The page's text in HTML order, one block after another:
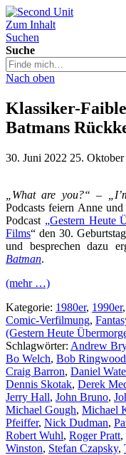
Second Unit
Zum Inhalt
Suchen
Suche
Suche
in
podcast.de/
Nach oben
Klassiker-
Batmans
30. Juni 2022 25.
„What are you?“ –
Podcasts feiern Anne und
Podcast „Gestern Heute
Films“ den 30.
und besprechen dazu
Batman.
(mehr …)
Kategorie: 1980er, 1990er,
Comic-Verfilmung,
(Gestern Heute
Schlagwörter: Andrew
Bo Welch, Bob Ringwood
Craig Barron, Daniel
Dennis Skotak, Derek
Jerry Hall, John Bruno,
Michael Gough, Michael
Pfeiffer, Nick Dudman,
Robert Wuhl, Roger Pratt,
Winston, Stefan Czapsky,